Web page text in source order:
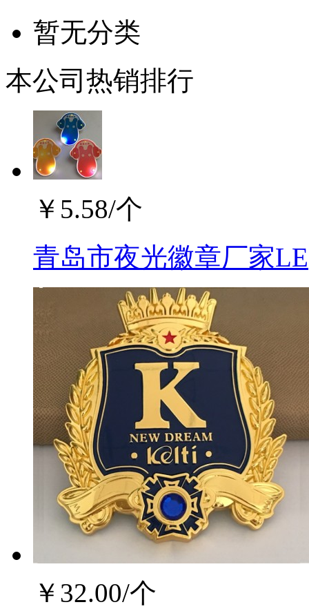
暂无分类
本公司热销排行
￥ 5.58/个
青岛市夜光徽章厂家LE
￥ 32.00/个